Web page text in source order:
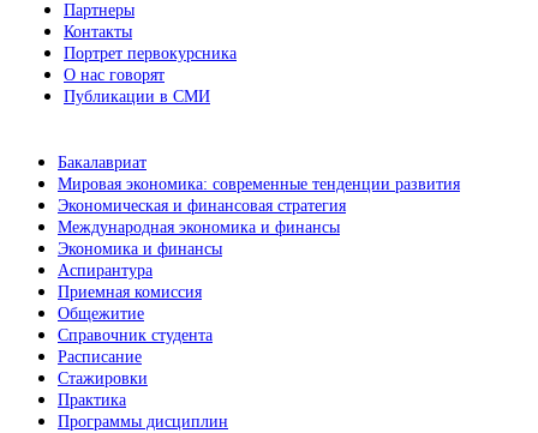
Партнеры
Контакты
Портрет первокурсника
О нас говорят
Публикации в СМИ
Бакалавриат
Мировая экономика: современные тенденции развития
Экономическая и финансовая стратегия
Международная экономика и финансы
Экономика и финансы
Аспирантура
Приемная комиссия
Общежитие
Справочник студента
Расписание
Стажировки
Практика
Программы дисциплин